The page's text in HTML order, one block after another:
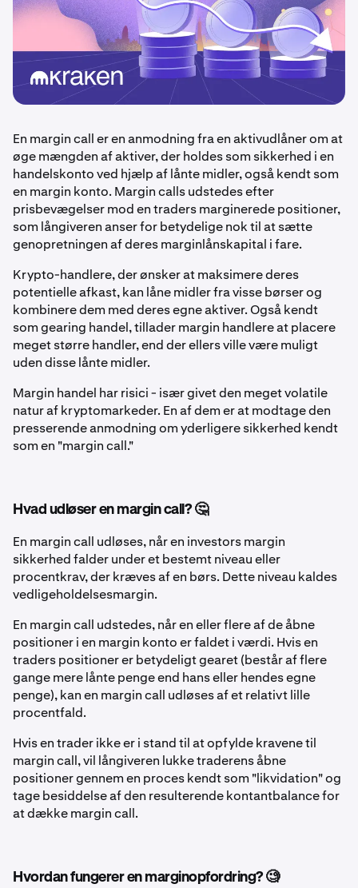
En margin call er en anmodning fra en aktivudlåner om at
øge mængden af aktiver, der holdes som sikkerhed i en
handelskonto ved hjælp af lånte midler, også kendt som
en margin konto. Margin calls udstedes efter
prisbevægelser mod en traders marginerede positioner,
som långiveren anser for betydelige nok til at sætte
genopretningen af deres marginlånskapital i fare.
Krypto-handlere, der ønsker at maksimere deres
potentielle afkast, kan låne midler fra visse børser og
kombinere dem med deres egne aktiver. Også kendt
som gearing handel, tillader margin handlere at placere
meget større handler, end der ellers ville være muligt
uden disse lånte midler.
Margin handel har risici - især givet den meget volatile
natur af kryptomarkeder. En af dem er at modtage den
presserende anmodning om yderligere sikkerhed kendt
som en "margin call."
Hvad udløser en margin call? 🤔
En margin call udløses, når en investors margin
sikkerhed falder under et bestemt niveau eller
procentkrav, der kræves af en børs. Dette niveau kaldes
vedligeholdelsesmargin.
En margin call udstedes, når en eller flere af de åbne
positioner i en margin konto er faldet i værdi. Hvis en
traders positioner er betydeligt gearet (består af flere
gange mere lånte penge end hans eller hendes egne
penge), kan en margin call udløses af et relativt lille
procentfald.
Hvis en trader ikke er i stand til at opfylde kravene til
margin call, vil långiveren lukke traderens åbne
positioner gennem en proces kendt som "likvidation" og
tage besiddelse af den resulterende kontantbalance for
at dække margin call.
Hvordan fungerer en marginopfordring? 🧐